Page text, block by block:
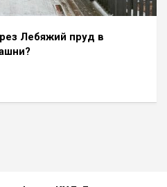
Лебяжий пруд в